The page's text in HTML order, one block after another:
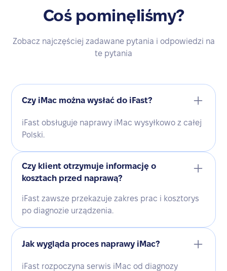
Coś pominęliśmy?
Zobacz najczęściej zadawane pytania i odpowiedzi na
te pytania
Czy iMac można wysłać do iFast?
iFast obsługuje naprawy iMac wysyłkowo z całej
Polski.
Czy klient otrzymuje informację o
kosztach przed naprawą?
iFast zawsze przekazuje zakres prac i kosztorys
po diagnozie urządzenia.
Jak wygląda proces naprawy iMac?
iFast rozpoczyna serwis iMac od diagnozy